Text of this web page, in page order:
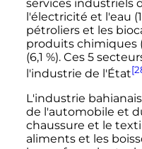
services industriels
l'électricité et l'eau
pétroliers et les
produits chimiques
(6,1 %). Ces 5
l'industrie de l'État
L'industrie
de l'automobile et
chaussure et le
aliments et les